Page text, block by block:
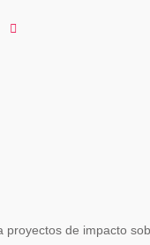
proyectos de impacto